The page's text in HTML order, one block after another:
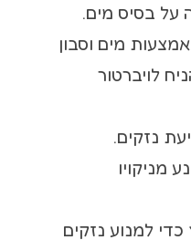
מים וסבון
לויברטור
מניקויו
כדי למנוע נזקים